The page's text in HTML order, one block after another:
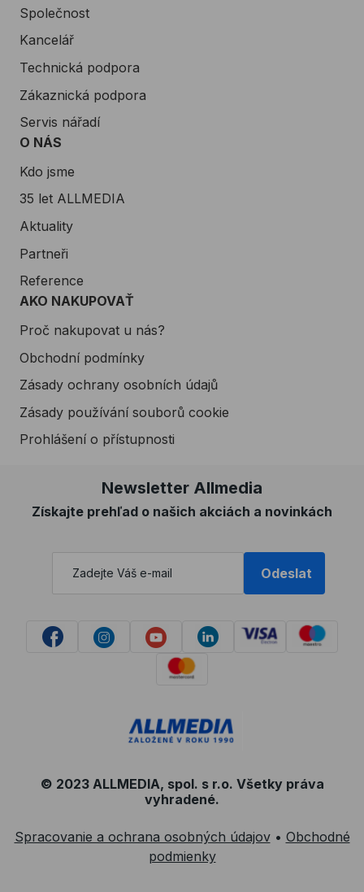
Společnost
Kancelář
Technická podpora
Zákaznická podpora
Servis nářadí
O NÁS
Kdo jsme
35 let ALLMEDIA
Aktuality
Partneři
Reference
AKO NAKUPOVAŤ
Proč nakupovat u nás?
Obchodní podmínky
Zásady ochrany osobních údajů
Zásady používání souborů cookie
Prohlášení o přístupnosti
Newsletter Allmedia
Získajte prehľad o našich akciách a novinkách
Odeslat
© 2023 ALLMEDIA, spol. s r.o. Všetky práva
vyhradené.
Spracovanie a ochrana osobných údajov• Obchodné
podmienky